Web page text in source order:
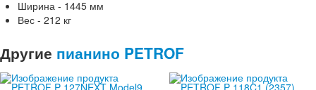
Ширина - 1445 мм
Вес - 212 кг
Другие пианино PETROF